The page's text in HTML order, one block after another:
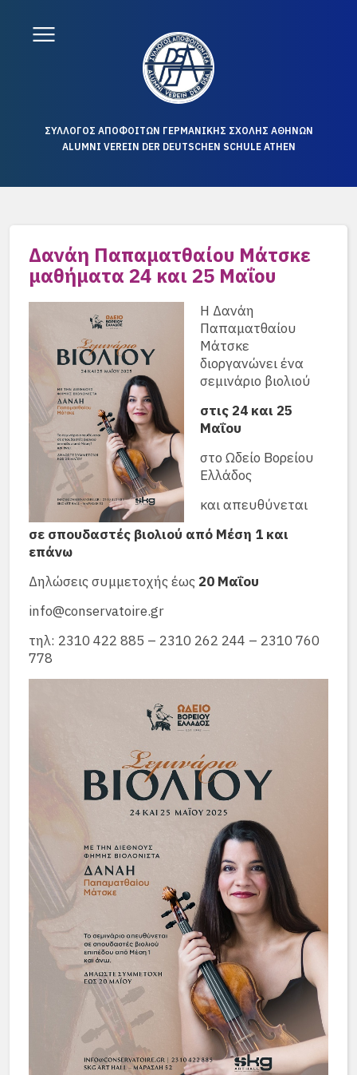
ΣΥΛΛΟΓΟΣ ΑΠΟΦΟΙΤΩΝ ΓΕΡΜΑΝΙΚΗΣ ΣΧΟΛΗΣ ΑΘΗΝΩΝ
ALUMNI VEREIN DER DEUTSCHEN SCHULE ATHEN
Δανάη Παπαματθαίου Μάτσκε
μαθήματα 24 και 25 Μαΐου
Η Δανάη
Παπαματθαίου
Μάτσκε
διοργανώνει ένα
σεμινάριο βιολιού
στις 24 και 25
Μαΐου
στο Ωδείο Βορείου
Ελλάδος
και απευθύνεται
σε σπουδαστές βιολιού από Μέση 1 και
επάνω
Δηλώσεις συμμετοχής έως 20 Μαΐου
info@conservatoire.gr
τηλ: 2310 422 885 – 2310 262 244 – 2310 760
778